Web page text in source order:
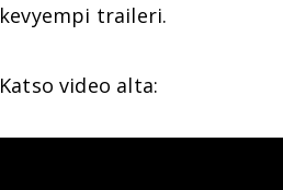
kevyempi traileri.
Katso video alta: